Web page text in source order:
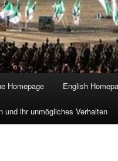
Homepage English
und ihr unmögliches Verhalten